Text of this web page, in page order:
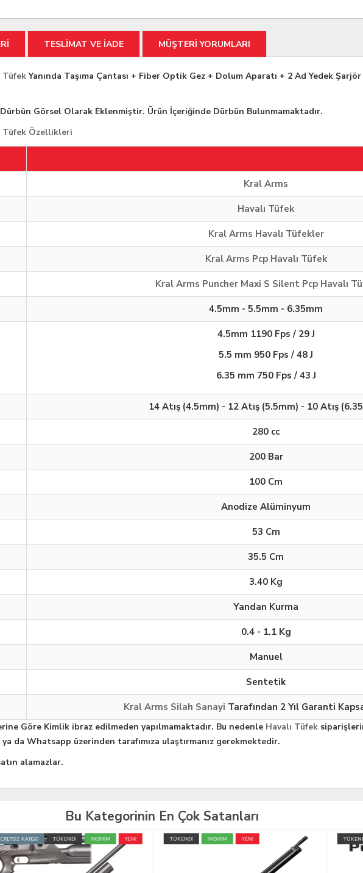
TESLİMAT VE İADE MÜŞTERİ YORUMLARI
TüfekYanında Taşıma Çantası + Fiber Optik Gez + Dolum Aparatı + 2 Ad Yedek
Görsel Olarak Eklenmiştir. Ürün İçeriğinde Dürbün Bulunmamaktadır.
Tüfek Özellikleri
Kral Arms
Havalı Tüfek
Kral Arms Havalı Tüfekler
Kral Arms Pcp Havalı Tüfek
Kral Arms Puncher Maxi S Silent Pcp Havalı
4.5mm - 5.5mm - 6.35mm
4.5mm 1190 Fps / 29 J
5.5 mm 950 Fps / 48 J
6.35 mm 750 Fps / 43 J
14 Atış (4.5mm) - 12 Atış (5.5mm) - 10 Atış
280 cc
200 Bar
100 Cm
Anodize Alüminyum
53 Cm
35.5 Cm
3.40 Kg
Yandan Kurma
0.4 - 1.1 Kg
Manuel
Sentetik
Kral Arms Silah Sanayi Tarafından 2 Yıl Garanti
Göre Kimlik ibraz edilmeden yapılmamaktadır. Bu nedenle Havalı Tüfek
ya da Whatsapp üzerinden tarafımıza ulaştırmanız gerekmektedir.
alamazlar.
Bu Kategorinin En Çok Satanları
TÜKENDİ İNDİRİM YENİ TÜKENDİ YENİ